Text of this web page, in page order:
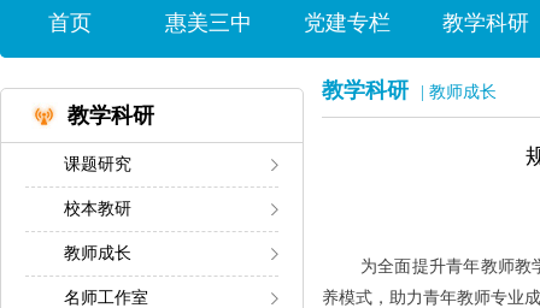
首页 惠美三中 党建专栏 教学科研
教学科研
课题研究
校本教研
教师成长
名师工作室
教学科研 | 教师成长
为全面提升青年教师教
养模式，助力青年教师专业